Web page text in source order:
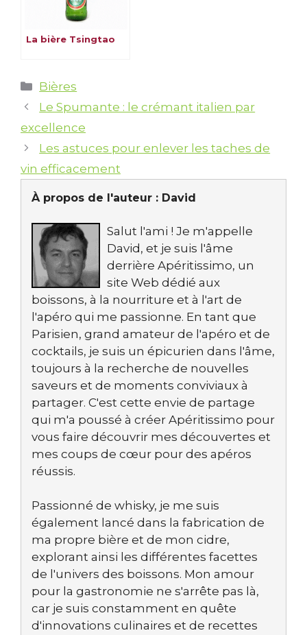
La bière Tsingtao
Catégories
Bières
Le Spumante : le crémant italien par
excellence
Les astuces pour enlever les taches de
vin efficacement
À propos de l'auteur : David
Salut l'ami ! Je m'appelle
David, et je suis l'âme
derrière Apéritissimo, un
site Web dédié aux
boissons, à la nourriture et à l'art de
l'apéro qui me passionne. En tant que
Parisien, grand amateur de l'apéro et de
cocktails, je suis un épicurien dans l'âme,
toujours à la recherche de nouvelles
saveurs et de moments conviviaux à
partager. C'est cette envie de partage
qui m'a poussé à créer Apéritissimo pour
vous faire découvrir mes découvertes et
mes coups de cœur pour des apéros
réussis.
Passionné de whisky, je me suis
également lancé dans la fabrication de
ma propre bière et de mon cidre,
explorant ainsi les différentes facettes
de l'univers des boissons. Mon amour
pour la gastronomie ne s'arrête pas là,
car je suis constamment en quête
d'innovations culinaires et de recettes